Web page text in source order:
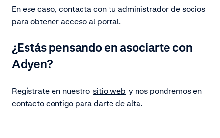
En ese caso, contacta con tu administrador de socios
para obtener acceso al portal.
¿Estás pensando en asociarte con
Adyen?
Regístrate en nuestro sitio web y nos pondremos en
contacto contigo para darte de alta.